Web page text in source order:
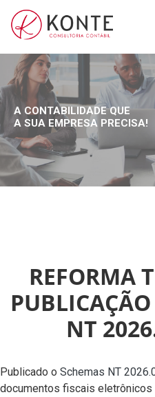
A CONTABILIDADE QUE
A SUA EMPRESA PRECISA!
REFORMA
NT
Publicado o Schemas NT
documentos fiscais